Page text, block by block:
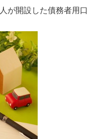
が開設した債務者用口